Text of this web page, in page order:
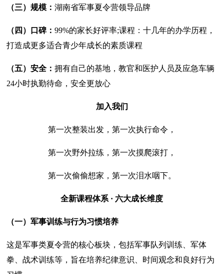
（三）规模：湖南省军事夏令营领导品牌
（四）口碑：99%的家长好评率;课程：十几年的办学历程，
打造成更多适合青少年成长的素质课程
（五）安全：拥有自己的基地，教官和医护人员及应急车辆
24小时执勤待命，安全更放心
加入我们
第一次整装出发，第一次执行命令，
第一次野外拉练，第一次摸爬滚打，
第一次偷偷想家，第一次泪水咽下。
全新课程体系 · 六大成长维度
（一）军事训练与行为习惯培养
这是军事类夏令营的核心板块，包括军事队列训练、军体
拳、战术训练等，旨在培养纪律意识、时间观念和良好行为